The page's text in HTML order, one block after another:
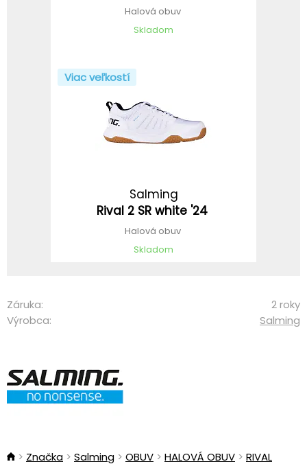
Halová obuv
Skladom
Viac veľkostí
Salming
Rival 2 SR white '24
Halová obuv
Skladom
Záruka:
2 roky
Výrobca:
Salming
Značka Salming OBUV HALOVÁ OBUV RIVAL